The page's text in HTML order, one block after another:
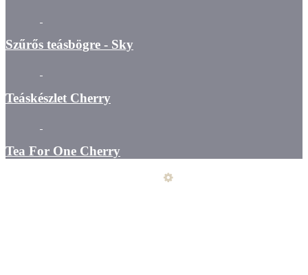
Szűrős teásbögre - Sky
Teáskészlet Cherry
Tea For One Cherry